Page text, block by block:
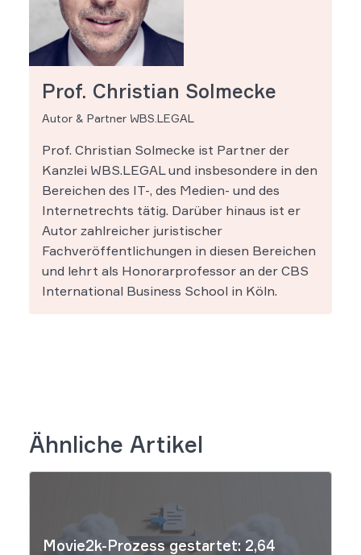
Prof. Christian Solmecke
Autor & Partner WBS.LEGAL
Prof. Christian Solmecke ist Partner der
Kanzlei WBS.LEGAL und insbesondere in den
Bereichen des IT-, des Medien- und des
Internetrechts tätig. Darüber hinaus ist er
Autor zahlreicher juristischer
Fachveröffentlichungen in diesen Bereichen
und lehrt als Honorarprofessor an der CBS
International Business School in Köln.
Ähnliche Artikel
Movie2k-Prozess gestartet: 2,64